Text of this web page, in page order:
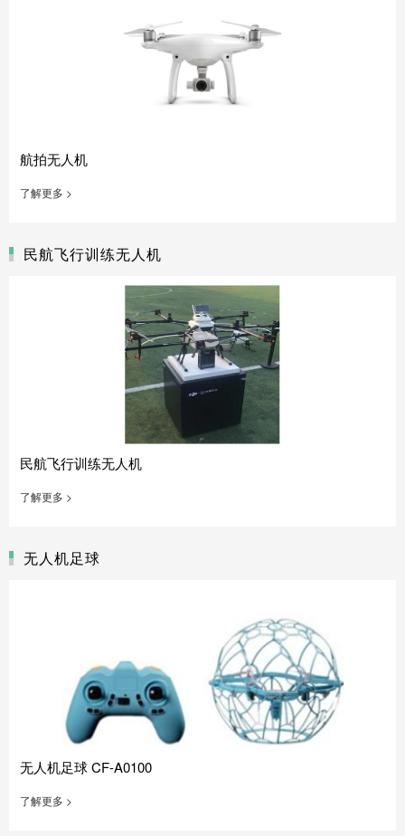
航拍无人机
了解更多 >
民航飞行训练无人机
民航飞行训练无人机
了解更多 >
无人机足球
无人机足球 CF-A0100
了解更多 >